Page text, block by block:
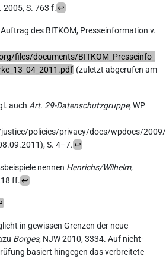
2005, S. 763 f.↩︎
des BITKOM, Presseinformation v.
files/documents/BITKOM_Presseinfo_
(zuletzt abgerufen am
auch Art. 29-Datenschutzgruppe, WP
policies/privacy/docs/wpdocs/
S. 4–7.↩︎
nennen Henrichs/Wilhelm,
ff.↩︎
in gewissen Grenzen der neue
Borges, NJW 2010, 3334. Auf nicht-
basiert hingegen das verbreitete